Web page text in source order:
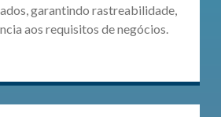
garantindo rastreabilidade,
aos requisitos de negócios.